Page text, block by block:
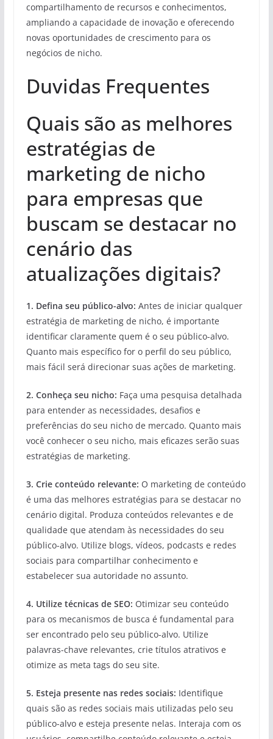
compartilhamento de recursos e conhecimentos,
ampliando a capacidade de inovação e oferecendo
novas oportunidades de crescimento para os
negócios de nicho.
Duvidas Frequentes
Quais são as melhores
estratégias de
marketing de nicho
para empresas que
buscam se destacar no
cenário das
atualizações digitais?
1. Defina seu público-alvo: Antes de iniciar qualquer
estratégia de marketing de nicho, é importante
identificar claramente quem é o seu público-alvo.
Quanto mais específico for o perfil do seu público,
mais fácil será direcionar suas ações de marketing.
2. Conheça seu nicho: Faça uma pesquisa detalhada
para entender as necessidades, desafios e
preferências do seu nicho de mercado. Quanto mais
você conhecer o seu nicho, mais eficazes serão suas
estratégias de marketing.
3. Crie conteúdo relevante: O marketing de conteúdo
é uma das melhores estratégias para se destacar no
cenário digital. Produza conteúdos relevantes e de
qualidade que atendam às necessidades do seu
público-alvo. Utilize blogs, vídeos, podcasts e redes
sociais para compartilhar conhecimento e
estabelecer sua autoridade no assunto.
4. Utilize técnicas de SEO: Otimizar seu conteúdo
para os mecanismos de busca é fundamental para
ser encontrado pelo seu público-alvo. Utilize
palavras-chave relevantes, crie títulos atrativos e
otimize as meta tags do seu site.
5. Esteja presente nas redes sociais: Identifique
quais são as redes sociais mais utilizadas pelo seu
público-alvo e esteja presente nelas. Interaja com os